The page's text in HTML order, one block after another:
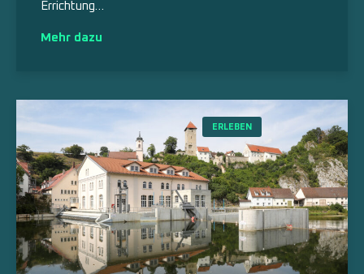
Errichtung…
Mehr dazu
ERLEBEN